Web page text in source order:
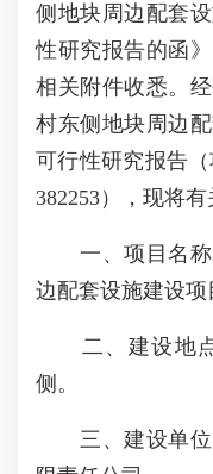
侧地块周边配套
性研究报告的函
相关附件收悉。
村东侧地块周边
可行性研究报告（
382253），现将
一、项目名称
边配套设施建设项
二、建设地点
侧。
三、建设单位